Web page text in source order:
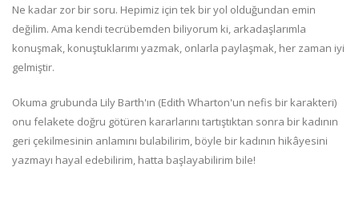
Ne kadar zor bir soru. Hepimiz için tek bir yol olduğundan emin
değilim. Ama kendi tecrübemden biliyorum ki, arkadaşlarımla
konuşmak, konuştuklarımı yazmak, onlarla paylaşmak, her zaman iyi
gelmiştir.
Okuma grubunda Lily Barth'ın (Edith Wharton'un nefis bir karakteri)
onu felakete doğru götüren kararlarını tartıştıktan sonra bir kadının
geri çekilmesinin anlamını bulabilirim, böyle bir kadının hikâyesini
yazmayı hayal edebilirim, hatta başlayabilirim bile!